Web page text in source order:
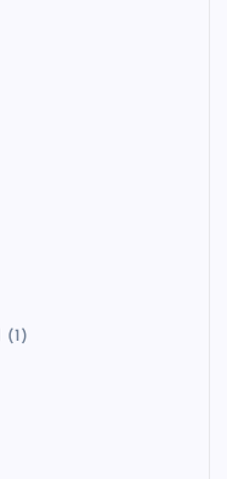
(1)